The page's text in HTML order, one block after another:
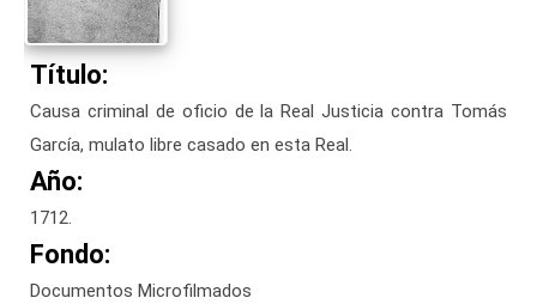
Título:
Causa criminal de oficio de la Real Justicia contra Tomás
García, mulato libre casado en esta Real.
Año:
1712.
Fondo:
Documentos Microfilmados